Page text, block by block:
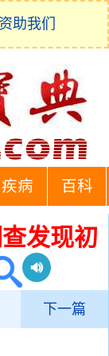
资助我们
疾病 百科
发现初
下一篇